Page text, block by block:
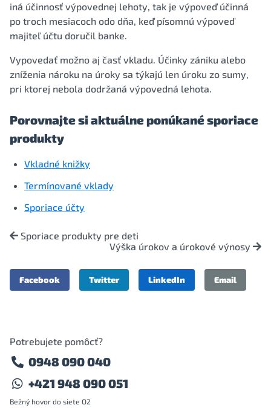
iná účinnosť výpovednej lehoty, tak je výpoveď účinná
po troch mesiacoch odo dňa, keď písomnú výpoveď
majiteľ účtu doručil banke.
Vypovedať možno aj časť vkladu. Účinky zániku alebo
zníženia nároku na úroky sa týkajú len úroku zo sumy,
pri ktorej nebola dodržaná výpovedná lehota.
Porovnajte si aktuálne ponúkané sporiace
produkty
Vkladné knižky
Termínované vklady
Sporiace účty
Sporiace produkty pre deti
Výška úrokov a úrokové výnosy
Facebook Twitter LinkedIn Email
Potrebujete pomôcť?
0948 090 040
+421 948 090 051
Bežný hovor do siete O2